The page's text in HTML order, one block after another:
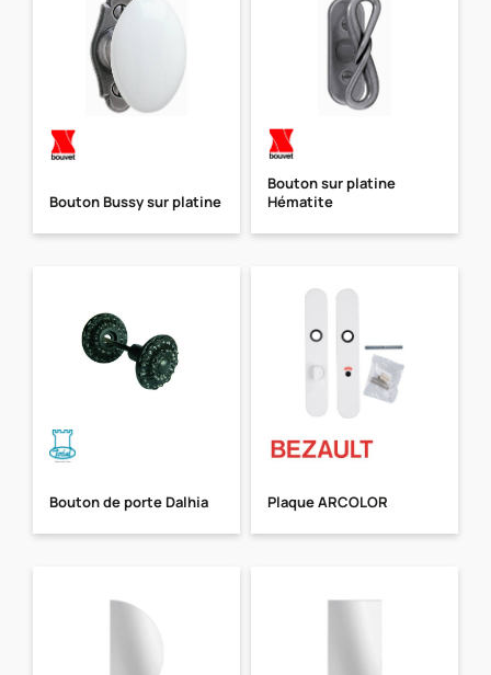
Bouton Bussy sur platine
Bouton sur platine
Hématite
Bouton de porte Dalhia Plaque ARCOLOR